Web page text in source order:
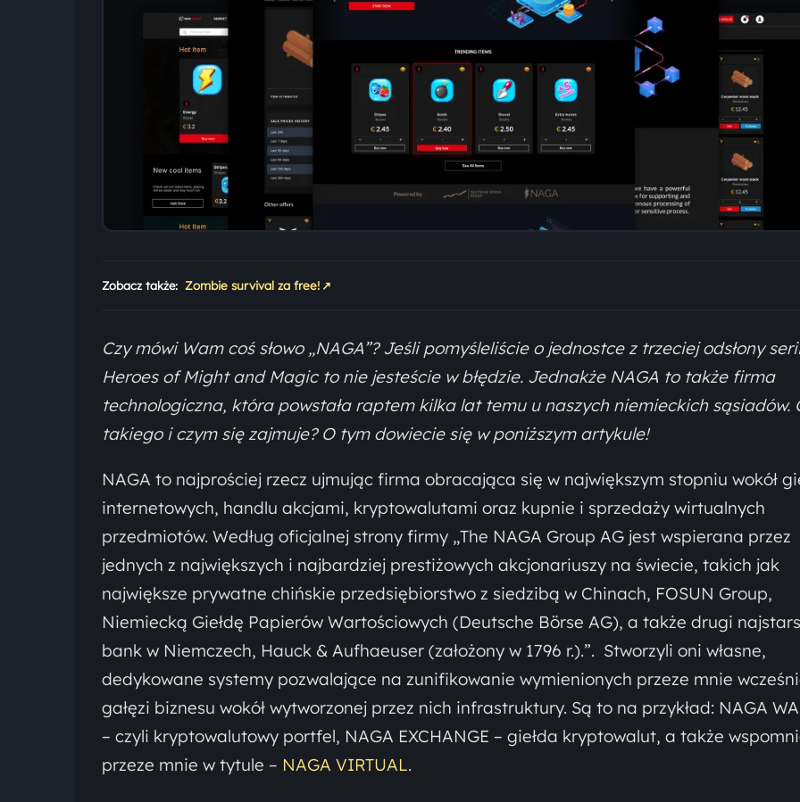
Zobacz także: Zombie survival za free! ↗
Czy mówi Wam coś słowo „NAGA”? Jeśli pomyśleliście o jednostce z trzeciej odsłony
Heroes of Might and Magic to nie jesteście w błędzie. Jednakże NAGA to także firma
technologiczna, która powstała raptem kilka lat temu u naszych niemieckich sąsiadów.
takiego i czym się zajmuje? O tym dowiecie się w poniższym artykule!
NAGA to najprościej rzecz ujmując firma obracająca się w największym stopniu wokół
internetowych, handlu akcjami, kryptowalutami oraz kupnie i sprzedaży wirtualnych
przedmiotów. Według oficjalnej strony firmy „The NAGA Group AG jest wspierana przez
jednych z największych i najbardziej prestiżowych akcjonariuszy na świecie, takich jak
największe prywatne chińskie przedsiębiorstwo z siedzibą w Chinach, FOSUN Group,
Niemiecką Giełdę Papierów Wartościowych (Deutsche Börse AG), a także drugi
bank w Niemczech, Hauck & Aufhaeuser (założony w 1796 r.).”. Stworzyli oni własne,
dedykowane systemy pozwalające na zunifikowanie wymienionych przeze mnie
gałęzi biznesu wokół wytworzonej przez nich infrastruktury. Są to na przykład: NAGA
– czyli kryptowalutowy portfel, NAGA EXCHANGE – giełda kryptowalut, a także
przeze mnie w tytule – NAGA VIRTUAL.